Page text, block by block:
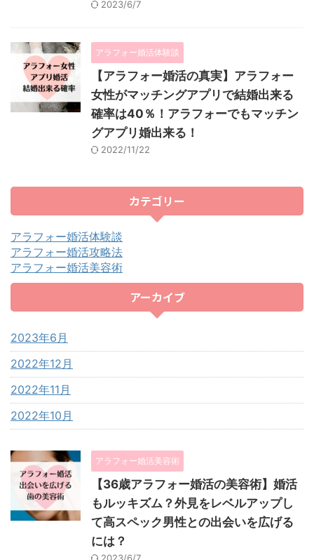
2023/6/7
アラフォー婚活体験談
【アラフォー婚活の真実】アラフォー
女性がマッチングアプリで結婚出来る
確率は40％！アラフォーでもマッチン
グアプリ婚出来る！
2022/11/22
カテゴリー
アラフォー婚活体験談
アラフォー婚活攻略法
アラフォー婚活美容術
アーカイブ
2023年6月
2022年12月
2022年11月
2022年10月
アラフォー婚活美容術
【36歳アラフォー婚活の美容術】婚活
もルッキズム？外見をレベルアップし
て高スペック男性との出会いを広げる
には？